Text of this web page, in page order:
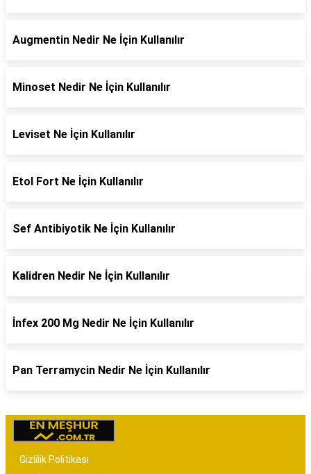
Augmentin Nedir Ne İçin Kullanılır
Minoset Nedir Ne İçin Kullanılır
Leviset Ne İçin Kullanılır
Etol Fort Ne İçin Kullanılır
Sef Antibiyotik Ne İçin Kullanılır
Kalidren Nedir Ne İçin Kullanılır
İnfex 200 Mg Nedir Ne İçin Kullanılır
Pan Terramycin Nedir Ne İçin Kullanılır
Gizlilik Politikası